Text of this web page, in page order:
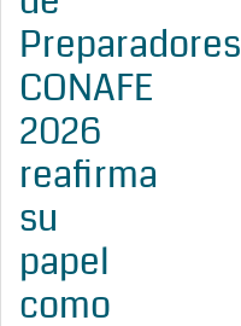
Preparadores
CONAFE
2026
reafirma
su
papel
como